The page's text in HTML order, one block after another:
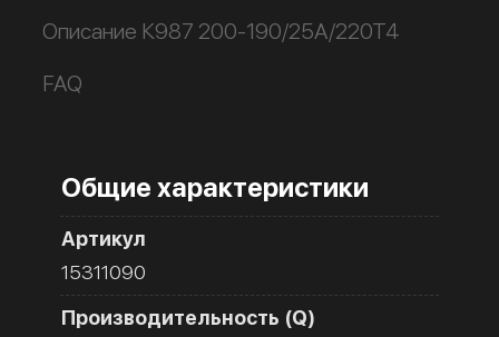
Описание К987 200-190/25А/220Т4
FAQ
Общие характеристики
Артикул
15311090
Производительность (Q)